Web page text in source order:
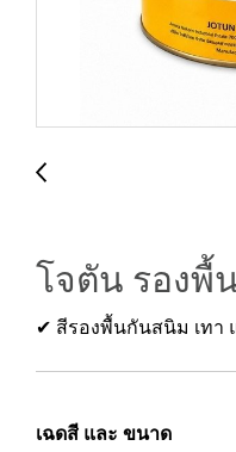
โจตัน รองพื้
✔ สีรองพื้นกันสนิม เทา
เฉดสี และ ขนาด